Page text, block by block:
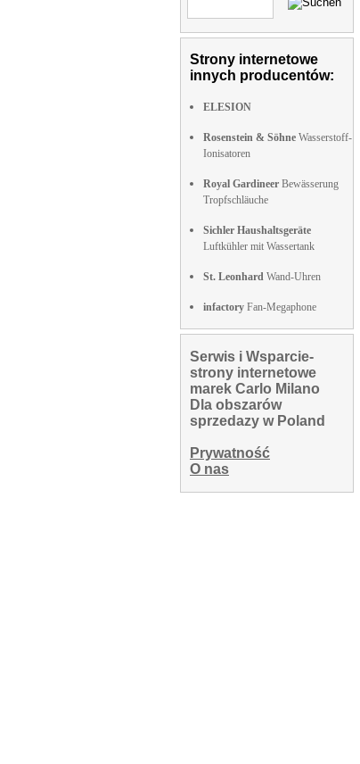
Strony internetowe
innych producentów:
ELESION
Rosenstein & Söhne Wasserstoff-
Ionisatoren
Royal Gardineer Bewässerung
Tropfschläuche
Sichler Haushaltsgeräte
Luftkühler mit Wassertank
St. Leonhard Wand-Uhren
infactory Fan-Megaphone
Serwis i Wsparcie-
strony internetowe
marek Carlo Milano
Dla obszarów
sprzedazy w Poland
Prywatność
O nas